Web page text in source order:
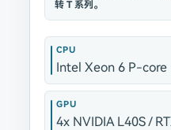
转 T 系列。
CPU
Intel Xeon 6 P-core
GPU
4x NVIDIA L40S /